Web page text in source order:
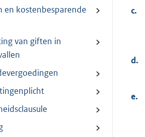
en kostenbesparende
van giften in
c.
d.
e.